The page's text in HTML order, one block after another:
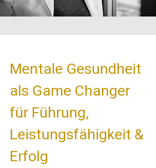
Mentale Gesundheit
als Game Changer
für Führung,
Leistungsfähigkeit &
Erfolg